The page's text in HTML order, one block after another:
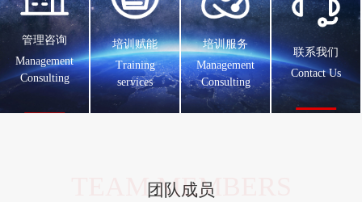
管理咨询
Management
Consulting
培训赋能
Training
services
培训服务
Management
Consulting
联系我们
Contact Us
TEAM MEMBERS
团队成员